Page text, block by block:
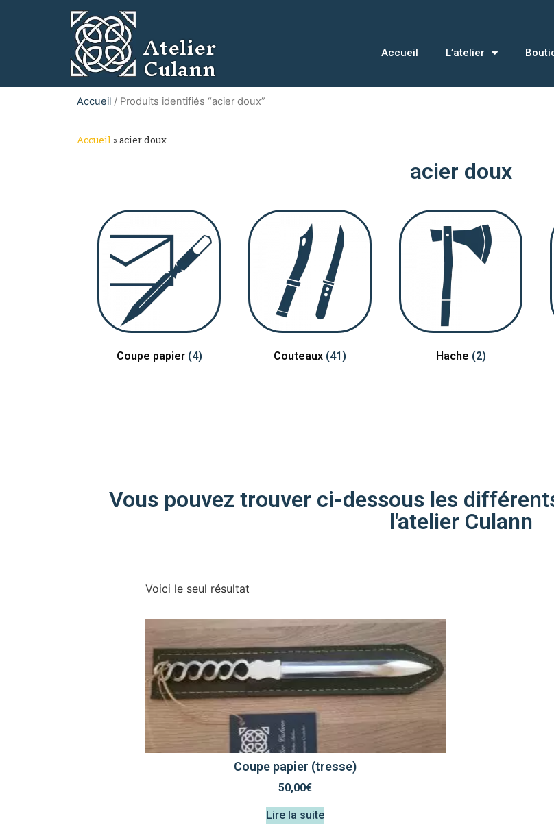
Atelier
Culann Accueil L’atelier
Accueil / Produits identifiés “acier doux”
Accueil »acier doux
acier doux
Coupe papier (4) Couteaux (41) Hache (2)
Vous pouvez trouver ci-dessous les
l'atelier Culann
Voici le seul résultat
Coupe papier (tresse)
50,00€
Lire la suite